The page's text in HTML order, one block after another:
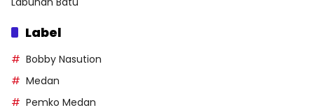
Label
Bobby Nasution
Medan
Pemko Medan